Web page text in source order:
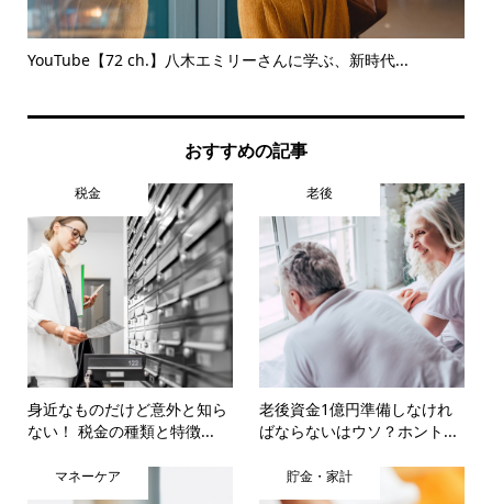
YouTube【72 ch.】八木エミリーさんに学ぶ、新時代...
おすすめの記事
税金
身近なものだけど意外と知ら
ない！ 税金の種類と特徴...
老後
老後資金1億円準備しなけれ
ばならないはウソ？ホント...
マネーケア 貯金・家計